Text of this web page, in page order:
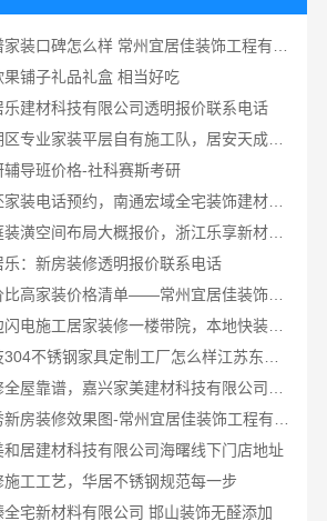
果铺子礼品礼盒 相当好吃
乐建材科技有限公司透明报价联系电话
西安莲湖区专业家装平层自有施工队，居安天成建筑工程有限责任公司
辅导班价格-社科赛斯考研
海安毛坯家装电话预约，南通宏域全宅装饰建材免费设计
畅销家庭装潢空间布局大概报价，浙江乐享新材料有限公司透明报价
乐：新房装修透明报价联系电话
常州性价比高家装价格清单——常州宜居佳装饰工程有限公司分享
武汉周边闪电施工居家装修一楼带院，本地快装（湖北）科技有限公司
和居建材科技有限公司海曙线下门店地址
施工工艺，华居不锈钢规范每一步
全宅新材料有限公司 邯山装饰无醛添加